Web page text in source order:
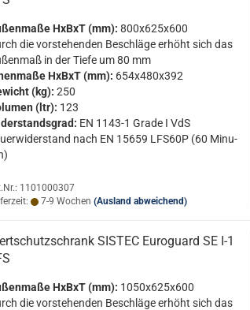
HxBxT (mm): 800x625x600
die vor­ste­hen­den Be­schlä­ge er­höht sich das
in der Tiefe um 80 mm
HxBxT (mm): 654x480x392
(kg): 250
(ltr): 123
EN 1143-​1 Grade I VdS
nach EN 15659 LFS60P (60 Mi­nu­
1101000307
7-9 Wochen (Ausland abweichend)
SIS­TEC Eu­ro­guard SE I-1
HxBxT (mm): 1050x625x600
die vor­ste­hen­den Be­schlä­ge er­höht sich das